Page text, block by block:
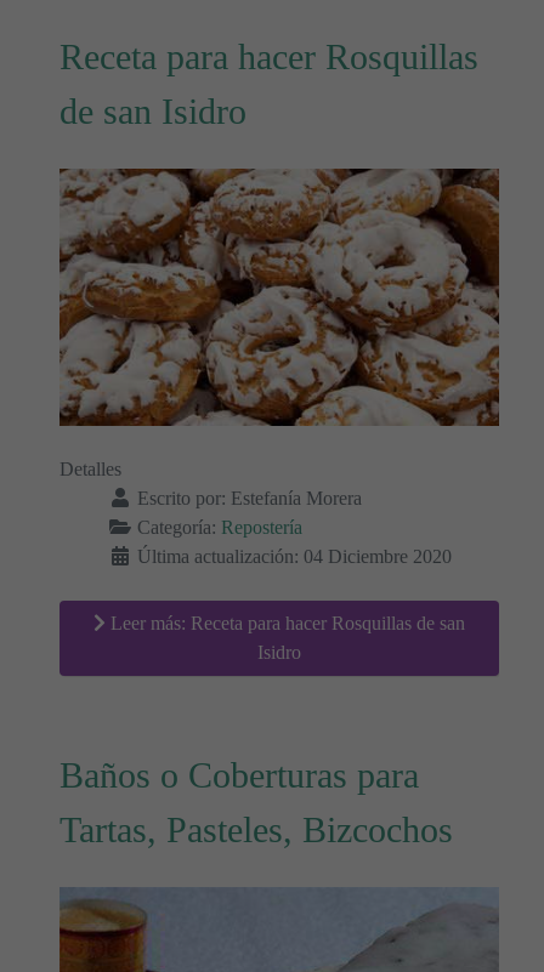
Receta para hacer Rosquillas
de san Isidro
Detalles
Escrito por: Estefanía Morera
Categoría: Repostería
Última actualización: 04 Diciembre 2020
Leer más: Receta para hacer Rosquillas de san
Isidro
Baños o Coberturas para
Tartas, Pasteles, Bizcochos